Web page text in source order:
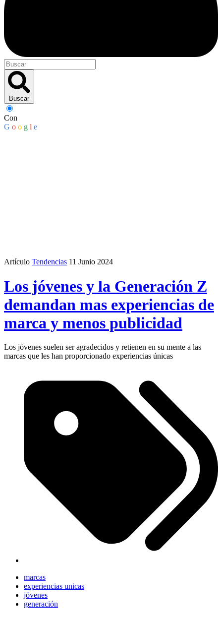
Buscar
Con
G o o g l e
Artículo Tendencias 11 Junio 2024
Los jóvenes y la Generación Z
demandan mas experiencias de
marca y menos publicidad
Los jóvenes suelen ser agradecidos y retienen en su mente a las
marcas que les han proporcionado experiencias únicas
marcas
experiencias unicas
jóvenes
generación